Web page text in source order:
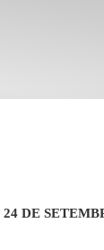
24 DE